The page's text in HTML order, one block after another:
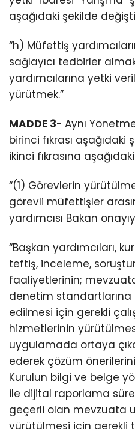
aşağıdaki şekilde
“h) Müfettiş
sağlayıcı tedbirler
yardımcılarına yetki
yürütmek.”
MADDE 3- Aynı
birinci fıkrası
ikinci fıkrasına
“(1) Görevlerin
görevli müfettişler
yardımcısı Bakan
“Başkan yardımcıları,
teftiş, inceleme,
faaliyetlerinin;
denetim
edilmesi için gerekli
hizmetlerinin
uygulamada ortaya
ederek çözüm
Kurulun bilgi ve belge
ile dijital raporlama
geçerli olan mevzuata
yürütülmesi için gerekli